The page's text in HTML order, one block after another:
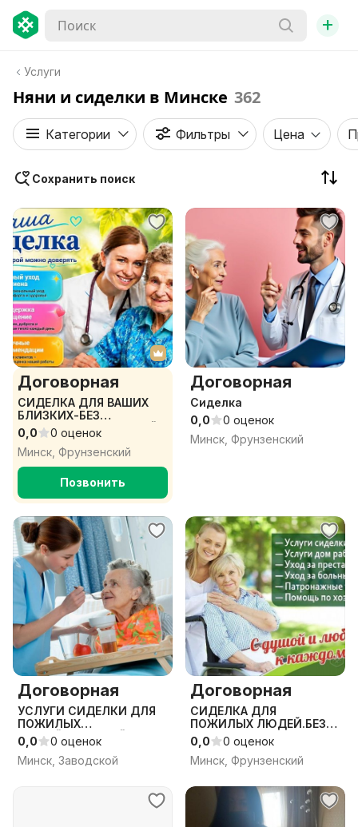
+
Услуги
Няни и сиделки в Минске 362
Категории Фильтры Цена
Сохранить поиск
Договорная
СИДЕЛКА ДЛЯ ВАШИХ
БЛИЗКИХ-БЕЗ
ПОСРЕДНИКОВ-ЛЮБОЙ
РАЙОН И ГРАФИК
РАБОТЫ).
0,0
0 оценок
Минск, Фрунзенский
Позвонить
Договорная
Сиделка
0,0
0 оценок
Минск, Фрунзенский
Договорная
УСЛУГИ СИДЕЛКИ ДЛЯ
ПОЖИЛЫХ
ЛЮДЕЙ.БОЛЬШОЙ
ОПЫТ.
0,0
0 оценок
Минск, Заводской
Договорная
СИДЕЛКА ДЛЯ
ПОЖИЛЫХ ЛЮДЕЙ.БЕЗ
ПОСРЕДНИКОВ).
0,0
0 оценок
Минск, Фрунзенский